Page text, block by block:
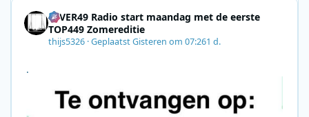
4EVER49 Radio start maandag met de eerste
TOP449 Zomereditie
thijs5326 ·GeplaatstGisteren om 07:261 d.
.